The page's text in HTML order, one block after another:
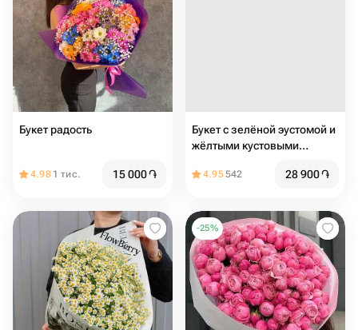
Букет радость
4.98 1 тис. 15 000֏
Букет с зелёной эустомой и
жёлтыми кустовыми
бриз»
4.95542 28 900֏
-25%